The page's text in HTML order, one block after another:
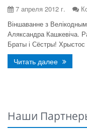
7 апреля 2012 г.
Віншаванне з
Аляксандра Кашкевіча.
Браты і Сёстры!
Читать далее
Наши